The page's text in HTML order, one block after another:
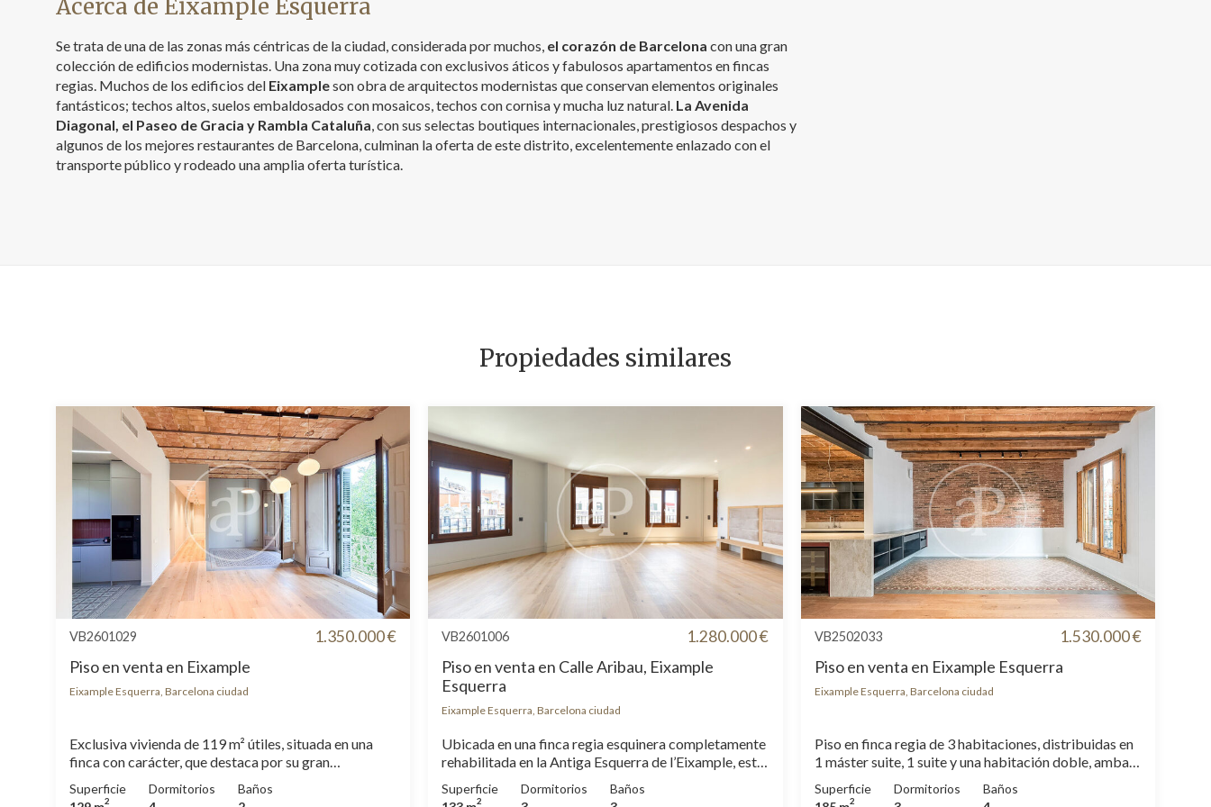
Acerca de Eixample Esquerra
Se trata de una de las zonas más céntricas de la ciudad, considerada por muchos, el corazón de Barcelona con una gran
colección de edificios modernistas. Una zona muy cotizada con exclusivos áticos y fabulosos apartamentos en fincas
regias. Muchos de los edificios del Eixampleson obra de arquitectos modernistas que conservan elementos originales
fantásticos; techos altos, suelos embaldosados con mosaicos, techos con cornisa y mucha luz natural. La Avenida
Diagonal, el Paseo de Gracia y Rambla Cataluña , con sus selectas boutiques internacionales, prestigiosos despachos y
algunos de los mejores restaurantes de Barcelona, culminan la oferta de este distrito, excelentemente enlazado con el
transporte público y rodeado una amplia oferta turística.
Propiedades similares
VB2601029 1.350.000 €
Piso en venta en Eixample
Eixample Esquerra, Barcelona ciudad
Exclusiva vivienda de 119 m² útiles, situada en una
finca con carácter, que destaca por su gran
combinación entre elementos originales y un diseño
Superficie
2
Dormitorios
Baños
VB2601006 1.280.000 €
Piso en venta en Calle Aribau, Eixample
Esquerra
Eixample Esquerra, Barcelona ciudad
Ubicada en una finca regia esquinera completamente
rehabilitada en la Antiga Esquerra de l’Eixample, esta
del equilibrio entre la arquitectura clásica y el diseño
Superficie
2
Dormitorios
Baños
VB2502033 1.530.000 €
Piso en venta en Eixample Esquerra
Eixample Esquerra, Barcelona ciudad
Piso en finca regia de 3 habitaciones, distribuidas en
1 máster suite, 1 suite y una habitación doble, ambas
cuenta con un total de 3 baños y una cocina abierta al
Superficie
2
Dormitorios
Baños